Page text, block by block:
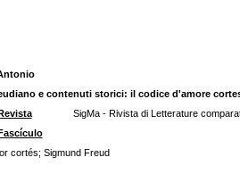
e contenuti storici: il codice d'amore
SigMa - Rivista di Letterature
cortés; Sigmund Freud